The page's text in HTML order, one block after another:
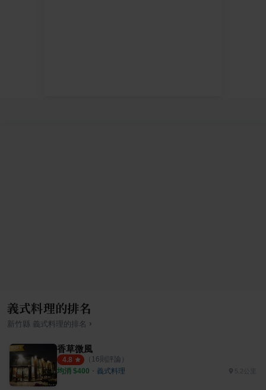
義式料理的排名
新竹縣 義式料理 的排名 ›
香草微風
4.8 （ 16則評論）
均消 $400 ・ 義式料理 5.2公里